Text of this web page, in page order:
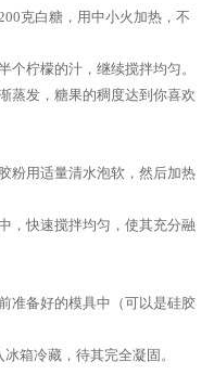
克白糖，用中小火加热，不
个柠檬的汁，继续搅拌均匀。
蒸发，糖果的稠度达到你喜欢
粉用适量清水泡软，然后加热
，快速搅拌均匀，使其充分融
准备好的模具中（可以是硅胶
箱冷藏，待其完全凝固。